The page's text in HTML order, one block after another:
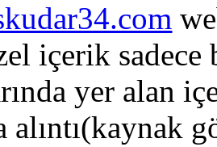
içerik sadece
yer alan
alıntı(kaynak